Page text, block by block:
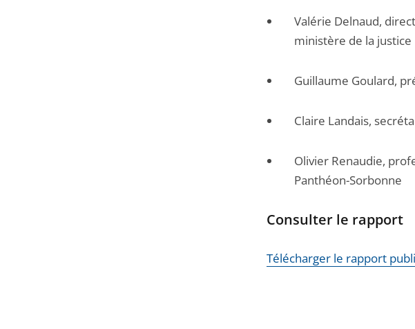
Valérie Delnaud,
ministère de la justice
Guillaume Goulard,
Claire Landais,
Olivier Renaudie,
Panthéon-Sorbonne
Consulter le rapport
Télécharger le rapport